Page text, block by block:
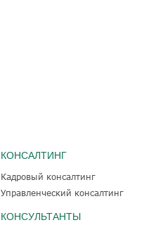
КОНСАЛТИНГ
Кадровый консалтинг
Управленческий консалтинг
КОНСУЛЬТАНТЫ